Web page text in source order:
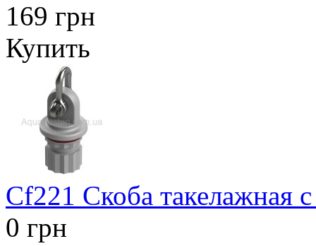
169 грн
Купить
Cf221 Скоба такелажная
0 грн